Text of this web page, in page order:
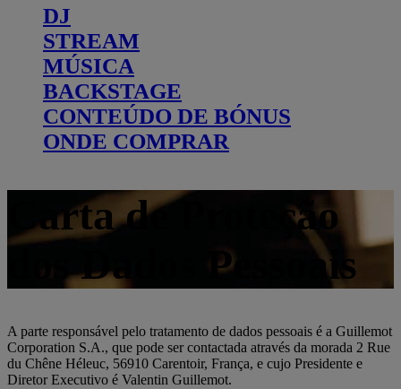
DJ
STREAM
MÚSICA
BACKSTAGE
CONTEÚDO DE BÓNUS
ONDE COMPRAR
Carta de Proteção
dos Dados Pessoais
A parte responsável pelo tratamento de dados pessoais é a Guillemot
Corporation S.A., que pode ser contactada através da morada 2 Rue
du Chêne Héleuc, 56910 Carentoir, França, e cujo Presidente e
Diretor Executivo é Valentin Guillemot.